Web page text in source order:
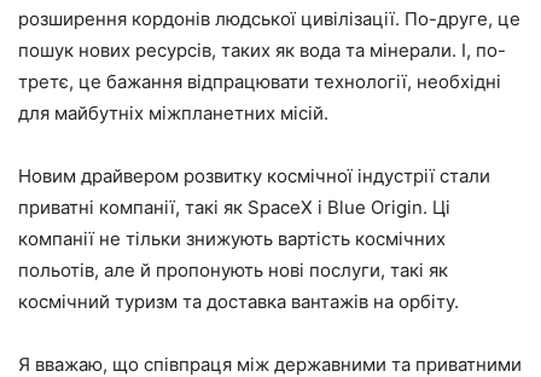
розширення кордонів людської цивілізації. По-друге, це
пошук нових ресурсів, таких як вода та мінерали. І, по-
третє, це бажання відпрацювати технології, необхідні
для майбутніх міжпланетних місій.
Новим драйвером розвитку космічної індустрії стали
приватні компанії, такі як SpaceX і Blue Origin. Ці
компанії не тільки знижують вартість космічних
польотів, але й пропонують нові послуги, такі як
космічний туризм та доставка вантажів на орбіту.
Я вважаю, що співпраця між державними та приватними